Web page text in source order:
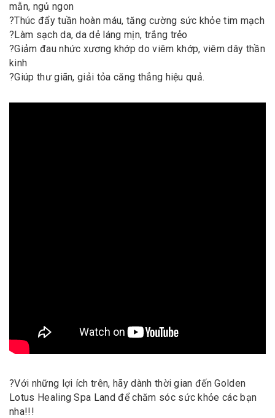
mẫn, ngủ ngon
?Thúc đẩy tuần hoàn máu, tăng cường sức khỏe tim mạch
?Làm sạch da, da dẻ láng mịn, trắng trẻo
?Giảm đau nhức xương khớp do viêm khớp, viêm dây thần
kinh
?Giúp thư giãn, giải tỏa căng thẳng hiệu quả.
?Với những lợi ích trên, hãy dành thời gian đến Golden
Lotus Healing Spa Land để chăm sóc sức khỏe các bạn
nha!!!